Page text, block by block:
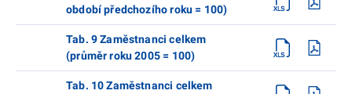
období předchozího roku = 100)
Tab. 9 Zaměstnanci celkem
(průměr roku 2005 = 100)
Tab. 10 Zaměstnanci celkem